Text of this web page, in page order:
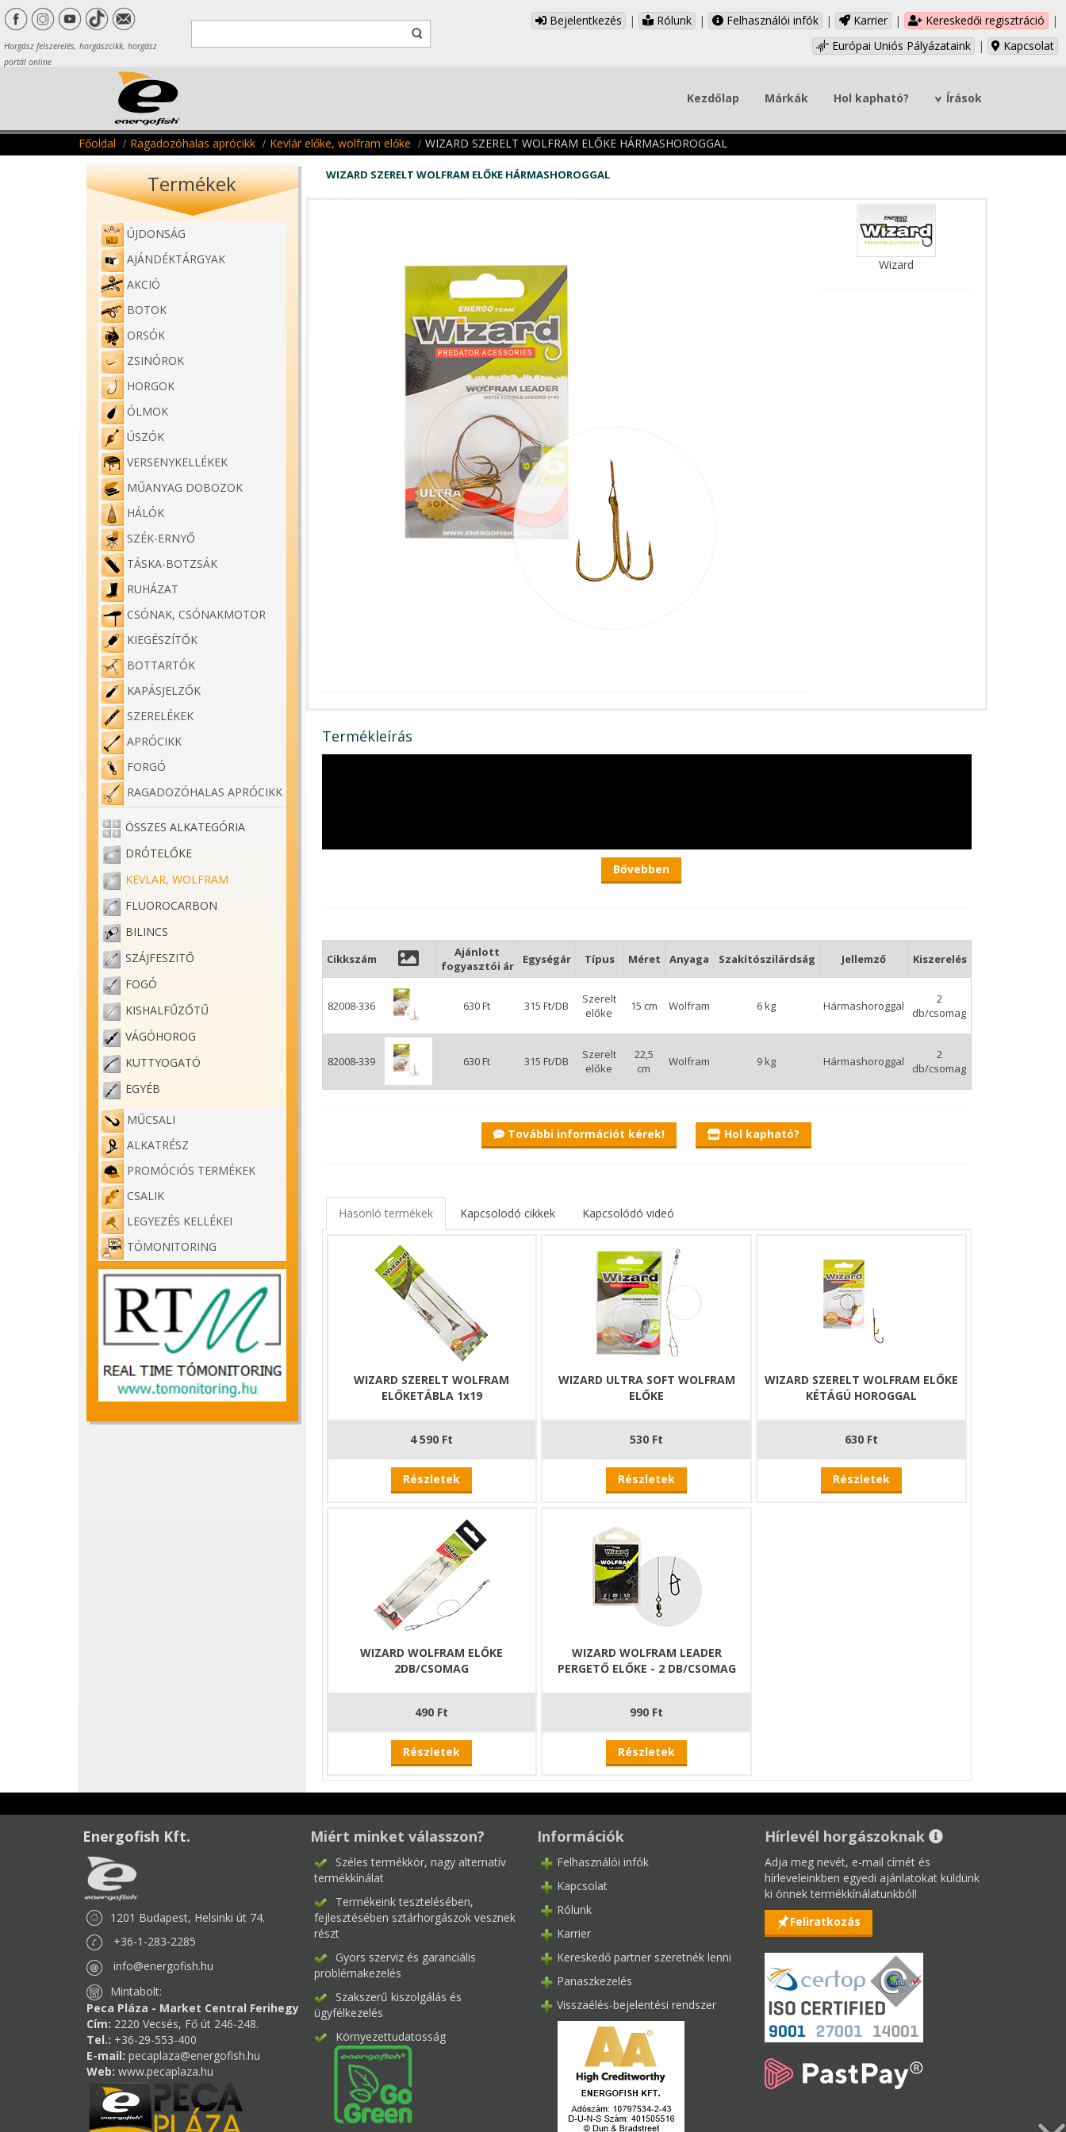
Horgász felszerelés, horgászcikk, horgász
portál online
Bejelentkezés | Rólunk | Felhasználói infók | Karrier | Kereskedői regisztráció
|
Európai Uniós Pályázataink
| Kapcsolat
Kezdőlap Márkák Hol kapható? Írások
Főoldal Ragadozóhalas aprócikk Kevlár előke, wolfram előke WIZARD SZERELT WOLFRAM ELŐKE HÁRMASHOROGGAL
Termékek
ÚJDONSÁG
AJÁNDÉKTÁRGYAK
AKCIÓ
BOTOK
ORSÓK
ZSINÓROK
HORGOK
ÓLMOK
ÚSZÓK
VERSENYKELLÉKEK
MŰANYAG DOBOZOK
HÁLÓK
SZÉK-ERNYŐ
TÁSKA-BOTZSÁK
RUHÁZAT
CSÓNAK, CSÓNAKMOTOR
KIEGÉSZÍTŐK
BOTTARTÓK
KAPÁSJELZŐK
SZERELÉKEK
APRÓCIKK
FORGÓ
RAGADOZÓHALAS APRÓCIKK
ÖSSZES ALKATEGÓRIA
DRÓTELŐKE
KEVLAR, WOLFRAM
FLUOROCARBON
BILINCS
SZÁJFESZITŐ
FOGÓ
KISHALFŰZŐTŰ
VÁGÓHOROG
KUTTYOGATÓ
EGYÉB
MŰCSALI
ALKATRÉSZ
PROMÓCIÓS TERMÉKEK
CSALIK
LEGYEZÉS KELLÉKEI
TÓMONITORING
WIZARD SZERELT WOLFRAM ELŐKE HÁRMASHOROGGAL
Wizard
Termékleírás
Wizard szerelt wolfram előke hármashoroggal - 2 db/csomag
Jelen termék a letett botos, fenekező vagy úszós rablós pecákhoz nyújt alternatívát.
lehet helyezni.
A csukás pecák kötelező eleme.
Bővebben
Cikkszám
Ajánlott
fogyasztói ár
Egységár Típus Méret Anyaga Szakítószilárdság Jellemző Kiszerelés
82008-336 630 Ft 315 Ft/DB
Szerelt
előke
15 cm Wolfram 6 kg Hármashoroggal
2
db/csomag
82008-339 630 Ft 315 Ft/DB
Szerelt
előke
22,5
cm
Wolfram 9 kg Hármashoroggal
2
db/csomag
További információt kérek! Hol kapható?
Hasonló termékek Kapcsolodó cikkek Kapcsolódó videó
WIZARD SZERELT WOLFRAM
ELŐKETÁBLA 1x19
4 590 Ft
Részletek
WIZARD ULTRA SOFT WOLFRAM
ELŐKE
530 Ft
Részletek
WIZARD SZERELT WOLFRAM ELŐKE
KÉTÁGÚ HOROGGAL
630 Ft
Részletek
WIZARD WOLFRAM ELŐKE
2DB/CSOMAG
490 Ft
Részletek
WIZARD WOLFRAM LEADER
PERGETŐ ELŐKE - 2 DB/CSOMAG
990 Ft
Részletek
Energofish Kft.
1201 Budapest, Helsinki út 74.
+36-1-283-2285
info@energofish.hu
Mintabolt:
Peca Pláza - Market Central Ferihegy
Cím: 2220 Vecsés, Fő út 246-248.
Tel.: +36-29-553-400
E-mail: pecaplaza@energofish.hu
Web: www.pecaplaza.hu
Miért minket válasszon?
Széles termékkör, nagy alternatív
termékkínálat
Termékeink tesztelésében,
fejlesztésében sztárhorgászok vesznek
részt
Gyors szerviz és garanciális
problémakezelés
Szakszerű kiszolgálás és
ügyfélkezelés
Környezettudatosság
Információk
Felhasználói infók
Kapcsolat
Rólunk
Karrier
Kereskedő partner szeretnék lenni
Panaszkezelés
Visszaélés-bejelentési rendszer
Hírlevél horgászoknak
Adja meg nevét, e-mail címét és
hírleveleinkben egyedi ajánlatokat küldünk
ki önnek termékkínálatunkból!
Feliratkozás